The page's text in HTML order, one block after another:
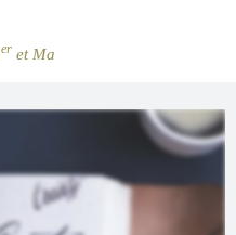
Regards croisés
Ressources pédagogiques
Espace presse
er et Ma